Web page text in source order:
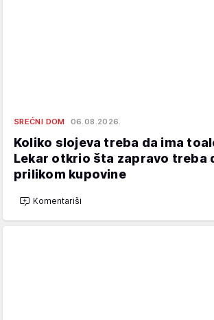
SREĆNI DOM 06.08.2026.
Koliko slojeva treba da ima
Lekar otkrio šta zapravo treba
prilikom kupovine
Komentariši